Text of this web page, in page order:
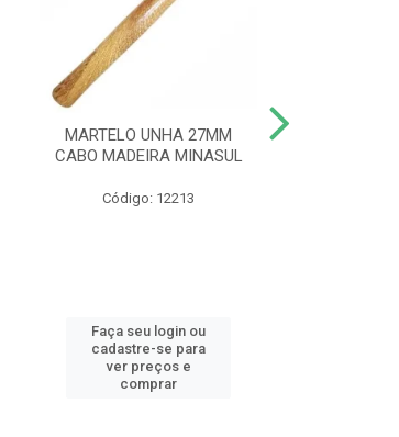
MARTELO UNHA 27MM
CABO MADEIRA MINASUL
Código: 12213
Faça seu login ou
cadastre-se para
ver preços e
comprar